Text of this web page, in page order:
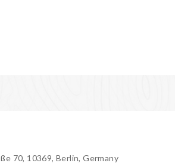
70, 10369, Berlin, Germany